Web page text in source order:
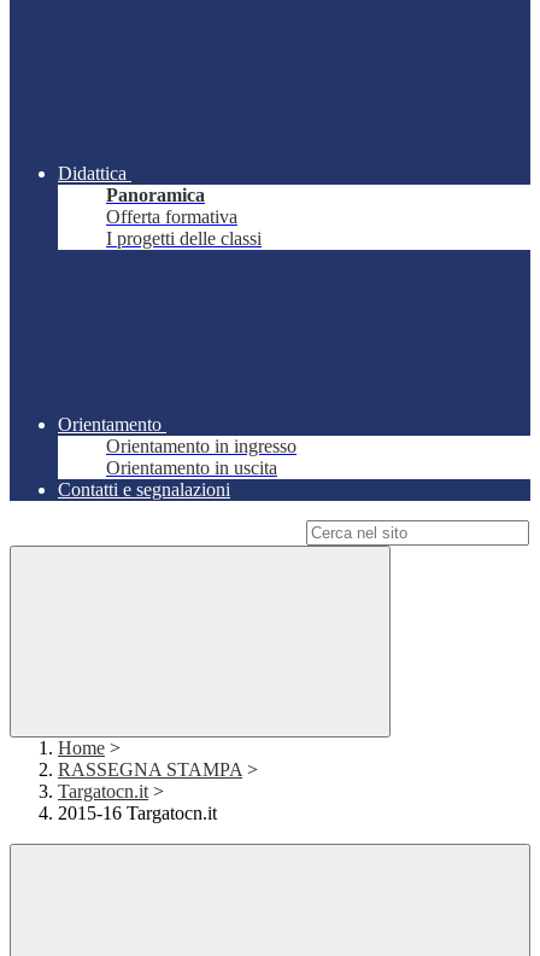
Didattica
Panoramica
Offerta formativa
I progetti delle classi
Orientamento
Orientamento in ingresso
Orientamento in uscita
Contatti e segnalazioni
Home >
RASSEGNA STAMPA >
Targatocn.it >
2015-16 Targatocn.it